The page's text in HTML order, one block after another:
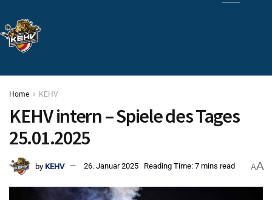
Home KEHV
KEHV intern – Spiele des Tages
25.01.2025
by KEHV 26. Januar 2025 Reading Time: 7 mins read AA